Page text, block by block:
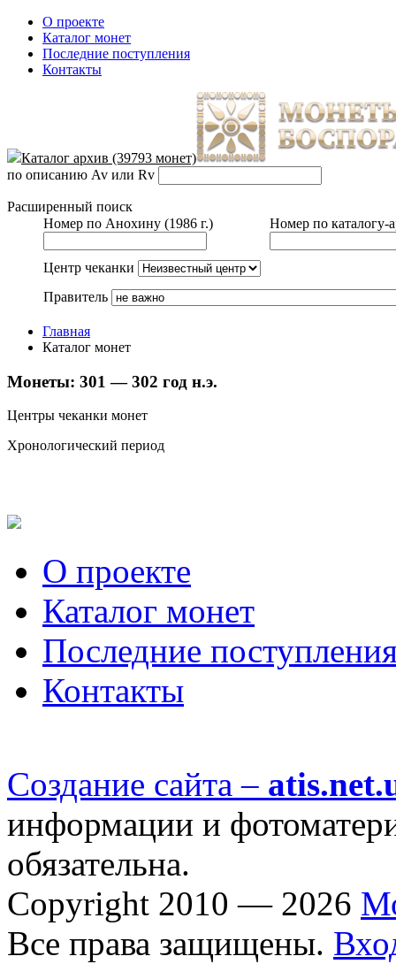
О проекте
Каталог монет
Последние поступления
Контакты
Каталог архив (39793 монет)
по описанию Av или Rv
Расширенный поиск
Номер по Анохину (1986 г.)
Номер по каталогу-
Центр чеканки
Правитель
Главная
Каталог монет
Монеты: 301 — 302 год н.э.
Центры чеканки монет
Хронологический период
О проекте
Каталог монет
Последние
Контакты
Создание сайта –
информации и
обязательна.
Copyright 2010 — 2026
Все права защищены.